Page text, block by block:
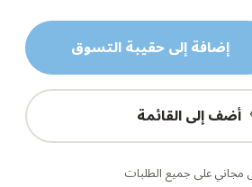
إضافة إلى حقيبة التسوق
أضف إلى القائمة
مجاني على جميع الطلبات